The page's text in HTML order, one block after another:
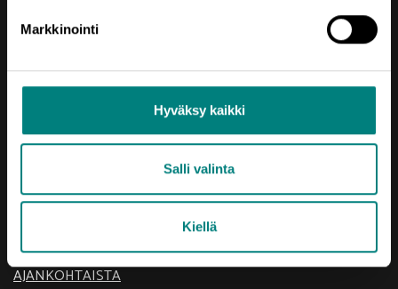
Markkinointi
Hyväksy kaikki
Salli valinta
Kiellä
AJANKOHTAISTA